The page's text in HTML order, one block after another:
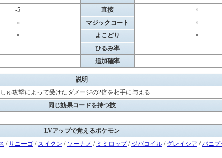
-5 直接
×
○ マジックコート
×
× よこどり
×
- ひるみ率
-
- 追加確率 -
説明
ゅ攻撃によって受けたダメージの2倍を相手に与える
同じ効果コードを持つ技
LVアップで覚えるポケモン
/サニーゴ / スイクン / ソーナノ / ミミロップ/ ジバコイル / グレイシア /バニプ